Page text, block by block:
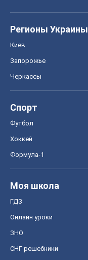
Регионы Украины
Киев
Запорожье
Черкассы
Спорт
Футбол
Хоккей
Формула-1
Моя школа
ГДЗ
Онлайн уроки
ЗНО
СНГ решебники